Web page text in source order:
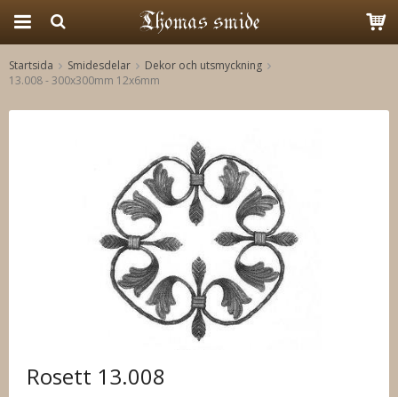
Produkten har blivit tillagd i varukorgen
Startsida Smidesdelar
Dekor och utsmyckning
13.008 - 300x300mm 12x6mm
Rosett 13.008